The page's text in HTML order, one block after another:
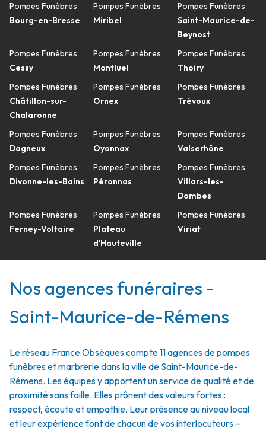
Pompes Funèbres
Bourg-en-Bresse
Pompes Funèbres
Cessy
Pompes Funèbres
Châtillon-sur-
Chalaronne
Pompes Funèbres
Dagneux
Pompes Funèbres
Divonne-les-Bains
Pompes Funèbres
Ferney-Voltaire
Pompes Funèbres
Miribel
Pompes Funèbres
Montluel
Pompes Funèbres
Ornex
Pompes Funèbres
Oyonnax
Pompes Funèbres
Péronnas
Pompes Funèbres
Plateau
d'Hauteville
Pompes Funèbres
Saint-Maurice-de-
Beynost
Pompes Funèbres
Thoiry
Pompes Funèbres
Trévoux
Pompes Funèbres
Valserhône
Pompes Funèbres
Villars-les-
Dombes
Pompes Funèbres
Viriat
Nos agences funéraires -
Saint-Maurice-de-Rémens
Le réseau France Obsèques compte 11 agences de pompes
funèbres et marbrerie dans la ville de Saint-Maurice-de-
Rémens. Les équipes y apportent un service de qualité et de
proximité sans faille. Elles prônent des valeurs fortes :
respect, écoute et empathie. Leur présence au niveau local
et leur expérience font de chacun de vos interlocuteurs –